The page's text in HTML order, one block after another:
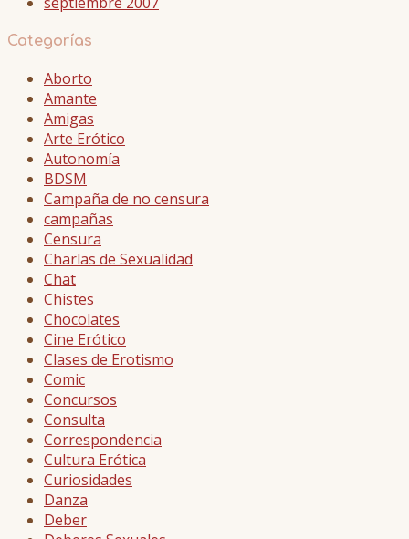
Categorías
Aborto
Amante
Amigas
Arte Erótico
Autonomía
BDSM
Campaña de no censura
campañas
Censura
Charlas de Sexualidad
Chat
Chistes
Chocolates
Cine Erótico
Clases de Erotismo
Comic
Concursos
Consulta
Correspondencia
Cultura Erótica
Curiosidades
Danza
Deber